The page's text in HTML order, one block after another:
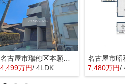
名古屋市瑞穂区本願寺町１丁目16【仲介手数料無料】新築一戸建て 1号棟
4,499万円/ 4LDK 7,480万円/